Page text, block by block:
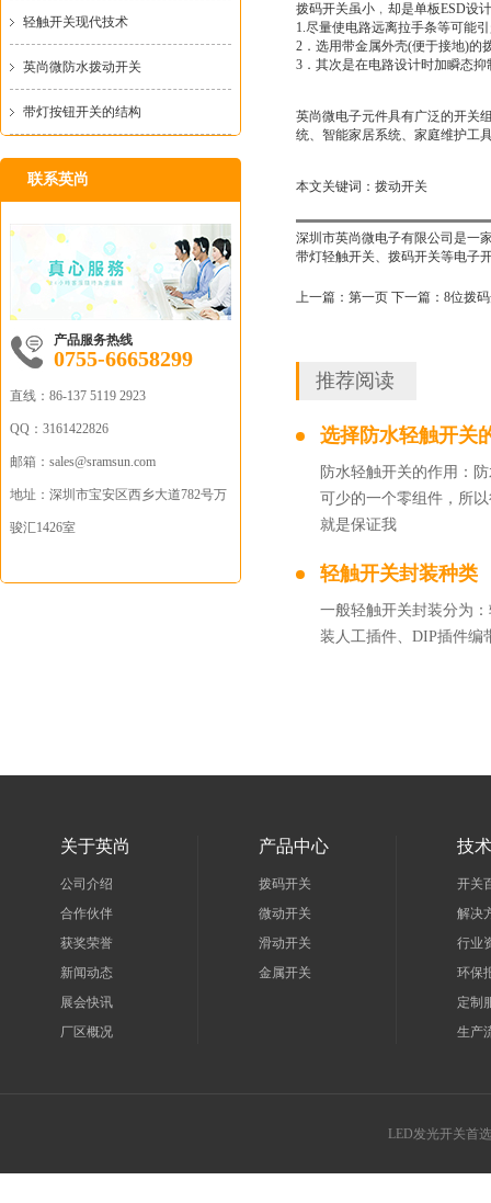
轻触开关现代技术
英尚微防水拨动开关
带灯按钮开关的结构
联系英尚
产品服务热线
0755-66658299
直线： 86-137 5119 2923
QQ： 3161422826
邮箱：sales@sramsun.com
地址： 深圳市宝安区西乡大道782号万
骏汇1426室
拨码开关虽小﹐却是单板ESD设
1.尽量使电路远离拉手条等可能
2．选用带金属外壳(便于接地)的
3．其次是在电路设计时加瞬态
英尚微电子元件具有广泛的开关
统、智能家居系统、家庭维护工
本文关键词：拨动开关
深圳市英尚微电子有限公司是一
带灯轻触开关、拨码开关等电子
上一篇： 第一页 下一篇： 8位拨
推荐阅读
选择防水轻触开关
防水轻触开关的作用：
可少的一个零组件，所
就是保证我
轻触开关封装种类
一般轻触开关封装分为
装人工插件、DIP插件编
关于英尚
公司介绍
合作伙伴
获奖荣誉
新闻动态
展会快讯
厂区概况
产品中心
拨码开关
微动开关
滑动开关
金属开关
技
开关
解决
行业
环保
定制
生产
LED发光开关首